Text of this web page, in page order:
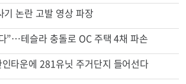
찍지 마라” 물리학자의 당첨금 높이는 비밀
기 논란 고발 영상 파장
”…테슬라 충돌로 OC 주택 4채 파손